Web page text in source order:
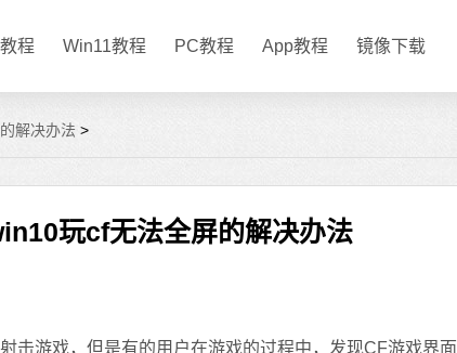
程 Win11教程 PC教程 App教程 镜像下载
解决办法 >
玩cf无法全屏的解决办法
游戏，但是有的用户在游戏的过程中，发现CF游戏界